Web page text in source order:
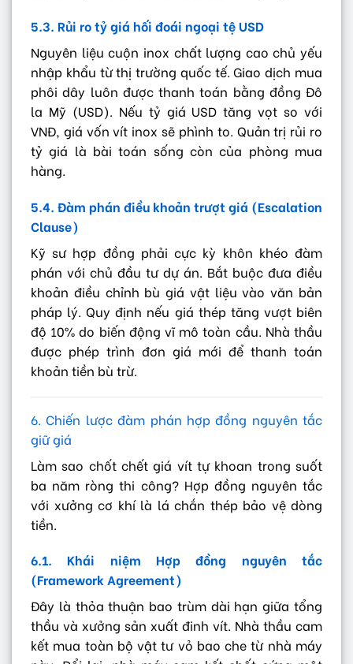
5.3. Rủi ro tỷ giá hối đoái ngoại tệ USD
Nguyên liệu cuộn inox chất lượng cao chủ yếu
nhập khẩu từ thị trường quốc tế. Giao dịch mua
phôi dây luôn được thanh toán bằng đồng Đô
la Mỹ (USD). Nếu tỷ giá USD tăng vọt so với
VNĐ, giá vốn vít inox sẽ phình to. Quản trị rủi ro
tỷ giá là bài toán sống còn của phòng mua
hàng.
5.4. Đàm phán điều khoản trượt giá (Escalation
Clause)
Kỹ sư hợp đồng phải cực kỳ khôn khéo đàm
phán với chủ đầu tư dự án. Bắt buộc đưa điều
khoản điều chỉnh bù giá vật liệu vào văn bản
pháp lý. Quy định nếu giá thép tăng vượt biên
độ 10% do biến động vĩ mô toàn cầu. Nhà thầu
được phép trình đơn giá mới để thanh toán
khoản tiền bù trừ.
6. Chiến lược đàm phán hợp đồng nguyên tắc
giữ giá
Làm sao chốt chết giá vít tự khoan trong suốt
ba năm ròng thi công? Hợp đồng nguyên tắc
với xưởng cơ khí là lá chắn thép bảo vệ dòng
tiền.
6.1. Khái niệm Hợp đồng nguyên tắc
(Framework Agreement)
Đây là thỏa thuận bao trùm dài hạn giữa tổng
thầu và xưởng sản xuất đinh vít. Nhà thầu cam
kết mua toàn bộ vật tư vỏ bao che từ nhà máy